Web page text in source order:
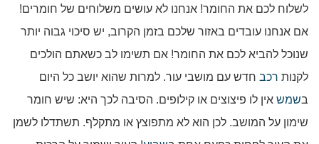
לשלוח לכם את החומר! אנחנו לא עושים משלוחים של חומרים!
אם אנחנו עובדים באזור שלכם בזמן הקרוב, יש סיכוי גבוה יותר
שנוכל להביא לכם את החומר! אם תשימו לב כשאתם הולכים
לקנות רכב חדש עם מושבי עור. למרות שהוא יושב כל היום
בשמש אין לו פיצוצים או קילופים. הסיבה לכך היא: שיש חומר
שימון על המושב. לכן הוא לא מתפוצץ או מתקלף. תשתדלו לשמן